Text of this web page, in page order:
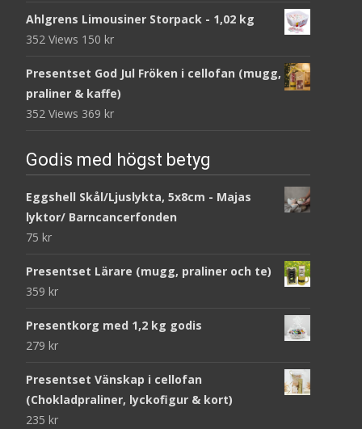
Ahlgrens Limousiner Storpack - 1,02 kg
352 Views 150 kr
Presentset God Jul Fröken i cellofan (mugg,
praliner & kaffe)
352 Views 369 kr
Godis med högst betyg
Eggshell Skål/Ljuslykta, 5x8cm - Majas
lyktor/ Barncancerfonden
75 kr
Presentset Lärare (mugg, praliner och te)
359 kr
Presentkorg med 1,2 kg godis
279 kr
Presentset Vänskap i cellofan
(Chokladpraliner, lyckofigur & kort)
235 kr